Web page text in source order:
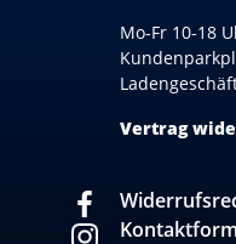
Mo-Fr 10-18
Vertrag